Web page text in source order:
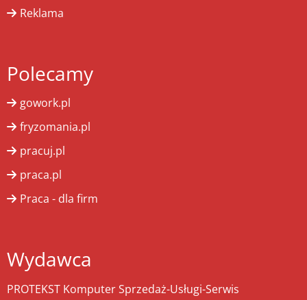
Reklama
Polecamy
gowork.pl
fryzomania.pl
pracuj.pl
praca.pl
Praca - dla firm
Wydawca
PROTEKST Komputer Sprzedaż-Usługi-Serwis